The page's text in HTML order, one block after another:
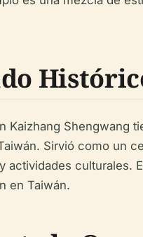
Kaizhang Shengwang
Sirvió como un
actividades culturales.
en Taiwán.